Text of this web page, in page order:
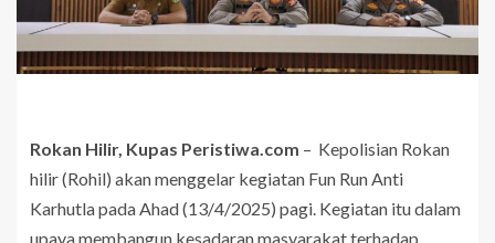
Rokan Hilir, Kupas Peristiwa.com – Kepolisian Rokan
hilir (Rohil) akan menggelar kegiatan Fun Run Anti
Karhutla pada Ahad (13/4/2025) pagi. Kegiatan itu dalam
upaya membangun kesadaran masyarakat terhadap